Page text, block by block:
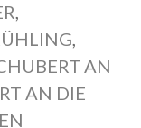
,
,
AN
AN DIE